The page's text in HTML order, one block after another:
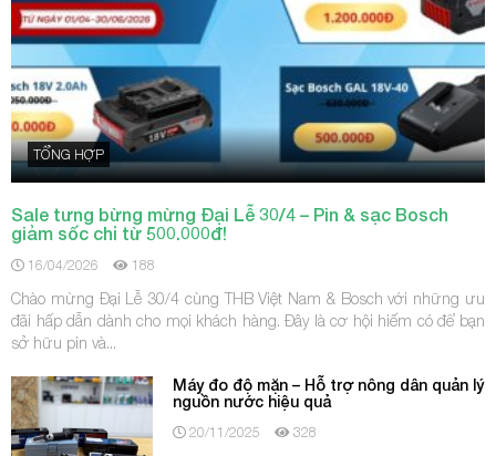
TỔNG HỢP
Sale tưng bừng mừng Đại Lễ 30/4 – Pin & sạc Bosch
giảm sốc chỉ từ 500.000đ!
16/04/2026 188
Chào mừng Đại Lễ 30/4 cùng THB Việt Nam & Bosch với những ưu
đãi hấp dẫn dành cho mọi khách hàng. Đây là cơ hội hiếm có để bạn
sở hữu pin và...
Máy đo độ mặn – Hỗ trợ nông dân quản lý
nguồn nước hiệu quả
20/11/2025 328